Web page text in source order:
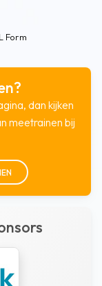
Form
dan kijken
meetrainen bij